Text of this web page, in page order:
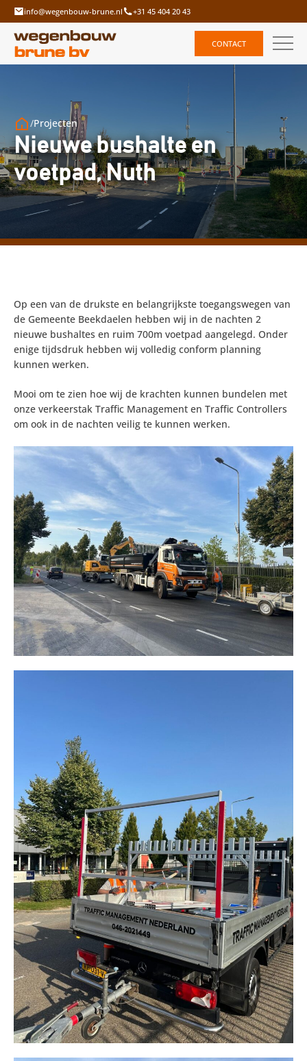
info@wegenbouw-brune.nl +31 45 404 20 43
CONTACT
/Projecten
Nieuwe bushalte en
voetpad, Nuth
Op een van de drukste en belangrijkste toegangswegen van
de Gemeente Beekdaelen hebben wij in de nachten 2
nieuwe bushaltes en ruim 700m voetpad aangelegd. Onder
enige tijdsdruk hebben wij volledig conform planning
kunnen werken.
Mooi om te zien hoe wij de krachten kunnen bundelen met
onze verkeerstak Traffic Management en Traffic Controllers
om ook in de nachten veilig te kunnen werken.